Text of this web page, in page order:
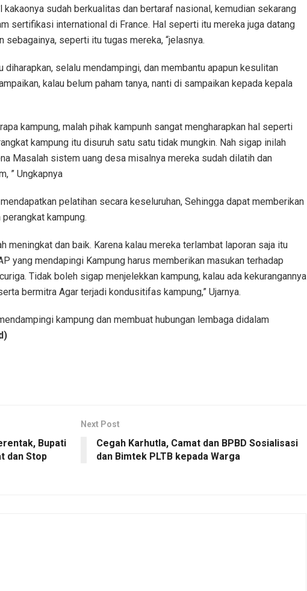
kakaonya sudah berkualitas dan bertaraf nasional, kemudian sekarang
sertifikasi international di France. Hal seperti itu mereka juga datang
sebagainya, seperti itu tugas mereka, “jelasnya.
diharapkan, selalu mendampingi, dan membantu apapun kesulitan
kalau belum paham tanya, nanti di sampaikan kepada kepala
kampung, malah pihak kampunh sangat mengharapkan hal seperti
kampung itu disuruh satu satu tidak mungkin. Nah sigap inilah
Masalah sistem uang desa misalnya mereka sudah dilatih dan
” Ungkapnya
pelatihan secara keseluruhan, Sehingga dapat memberikan
kampung.
meningkat dan baik. Karena kalau mereka terlambat laporan saja itu
yang mendapingi Kampung harus memberikan masukan terhadap
Tidak boleh sigap menjelekkan kampung, kalau ada kekurangannya
bermitra Agar terjadi kondusitifas kampung,” Ujarnya.
kampung dan membuat hubungan lembaga didalam
Bupati
dan Stop
Next Post
Cegah Karhutla, Camat dan BPBD Sosialisasi
dan Bimtek PLTB kepada Warga